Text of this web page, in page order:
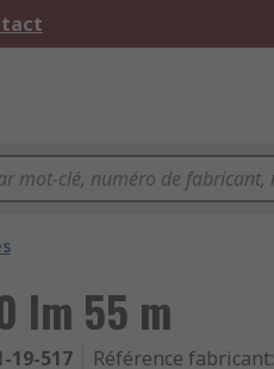
lm 55 m
19-517 Référence fabricant: